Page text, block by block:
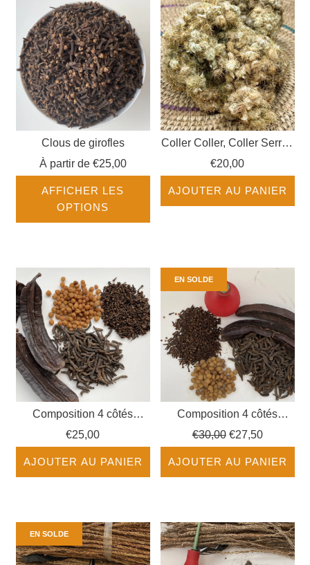
Clous de girofles
À partir de €25,00
AFFICHER LES
OPTIONS
Coller Coller, Coller Serrer,
Secret des Femmes
€20,00
AJOUTER AU PANIER
Composition 4 côtés
complet
€25,00
AJOUTER AU PANIER
EN SOLDE
Composition 4 côtés
complet avec Materiel
Prix
€30,00 €27,50
AJOUTER AU PANIER
EN SOLDE